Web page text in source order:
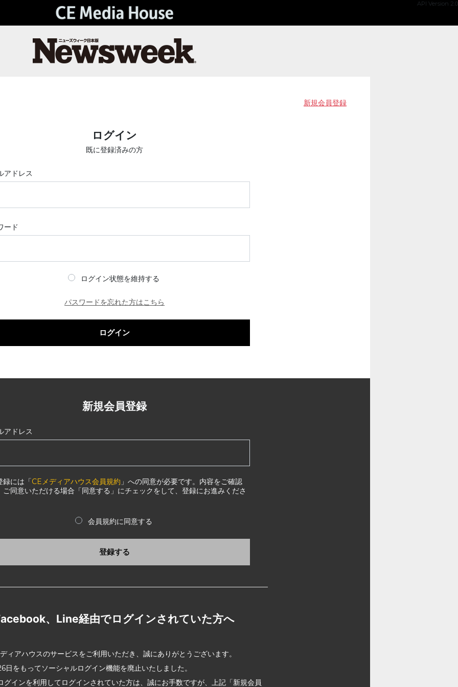
API Version 2.0
新規会員登録
ログイン
既に登録済みの方
アドレス
ード
ログイン状態を維持する
パスワードを忘れた方はこちら
ログイン
新規会員登録
アドレス
録には「CEメディアハウス会員規約 」への同意が必要です。内容をご確認
ご同意いただける場合「同意する」にチェックをして、登録にお進みくださ
会員規約に同意する
登録する
、Line経由でログインされていた方へ
ィアハウスのサービスをご利用いただき、誠にありがとうございます。
日をもってソーシャルログイン機能を廃止いたしました。
グインを利用してログインされていた方は、誠にお手数ですが、上記「新規会員